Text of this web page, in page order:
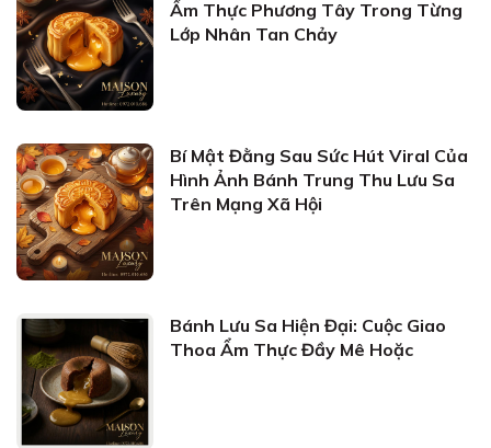
Ẩm Thực Phương Tây Trong Từng
Lớp Nhân Tan Chảy
Bí Mật Đằng Sau Sức Hút Viral Của
Hình Ảnh Bánh Trung Thu Lưu Sa
Trên Mạng Xã Hội
Bánh Lưu Sa Hiện Đại: Cuộc Giao
Thoa Ẩm Thực Đầy Mê Hoặc